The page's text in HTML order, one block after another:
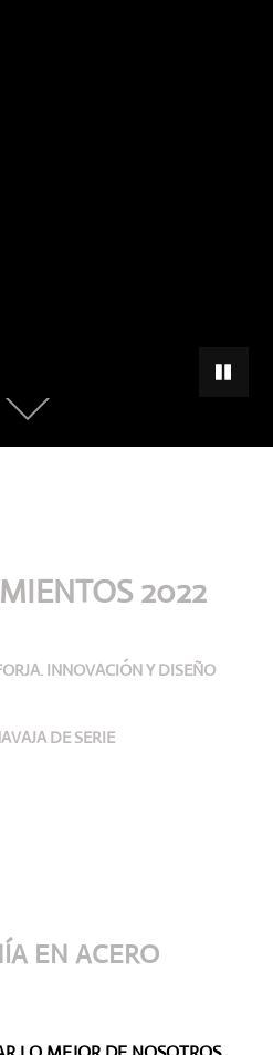
2022
INNOVACIÓN Y DISEÑO
DE SERIE
EN ACERO